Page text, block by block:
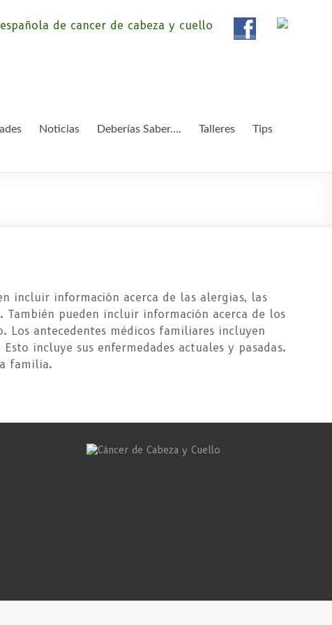
de Pacientes de
de Cáncer de Cabeza y cuello «APC», una
pretendemos apoyar a pacientes y familiares.
Noticias Deberías Saber…. Talleres Tips
incluir información acerca de las alergias, las
También pueden incluir información acerca de los
antecedentes médicos familiares incluyen
incluye sus enfermedades actuales y pasadas.
familia.